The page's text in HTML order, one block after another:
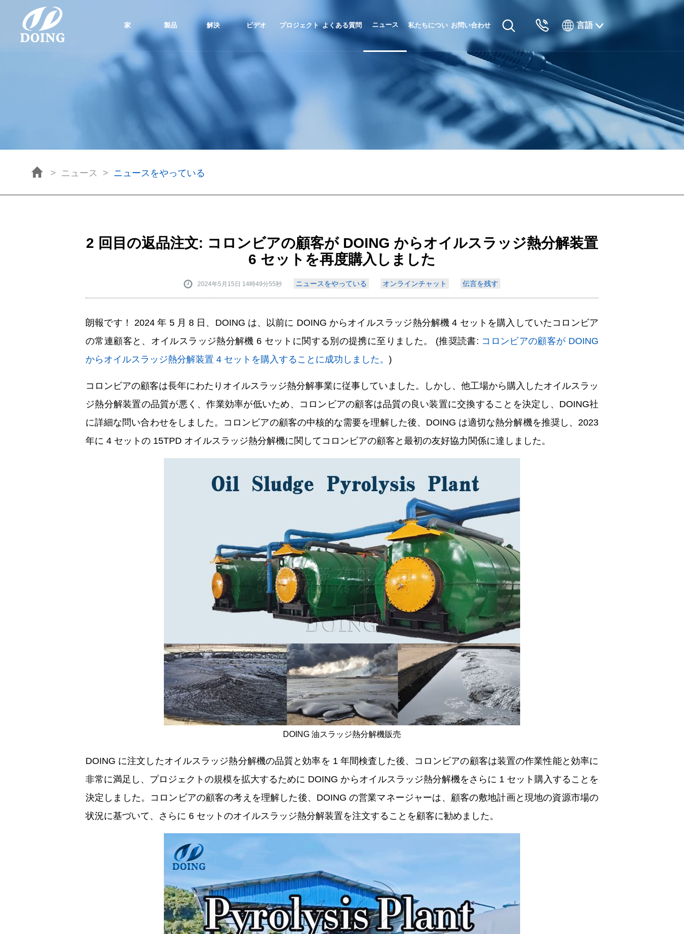
家 製品 解決 ビデオ プロジェクト よくある質問 ニュース 私たちについ
て
お問い合わせ 言語
Русский
Français
Español
Indonesia
हिन्दी
Türkçe
Malaysia
> ニュース > ニュースをやっている
2 回目の返品注文: コロンビアの顧客が DOING からオイルスラッジ熱分解装置
6 セットを再度購入しました
2024年5月15日 14時49分55秒 ニュースをやっている オンラインチャット 伝言を残す
朗報です！ 2024 年 5 月 8 日、DOING は、以前に DOING からオイルスラッジ熱分解機 4 セットを購入していたコロンビア
の常連顧客と、オイルスラッジ熱分解機 6 セットに関する別の提携に至りました。 (推奨読書: コロンビアの顧客が DOING
からオイルスラッジ熱分解装置 4 セットを購入することに成功しました。 )
コロンビアの顧客は長年にわたりオイルスラッジ熱分解事業に従事していました。しかし、他工場から購入したオイルスラッ
ジ熱分解装置の品質が悪く、作業効率が低いため、コロンビアの顧客は品質の良い装置に交換することを決定し、DOING社
に詳細な問い合わせをしました。コロンビアの顧客の中核的な需要を理解した後、DOING は適切な熱分解機を推奨し、2023
年に 4 セットの 15TPD オイルスラッジ熱分解機に関してコロンビアの顧客と最初の友好協力関係に達しました。
DOING 油スラッジ熱分解機販売
DOING に注文したオイルスラッジ熱分解機の品質と効率を 1 年間検査した後、コロンビアの顧客は装置の作業性能と効率に
非常に満足し、プロジェクトの規模を拡大するために DOING からオイルスラッジ熱分解機をさらに 1 セット購入することを
決定しました。コロンビアの顧客の考えを理解した後、DOING の営業マネージャーは、顧客の敷地計画と現地の資源市場の
状況に基づいて、さらに 6 セットのオイルスラッジ熱分解装置を注文することを顧客に勧めました。